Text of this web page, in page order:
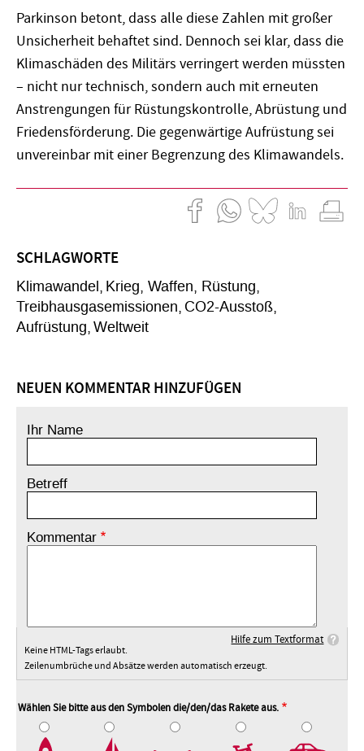
Parkinson betont, dass alle diese Zahlen mit großer
Unsicherheit behaftet sind. Dennoch sei klar, dass die
Klimaschäden des Militärs verringert werden müssten
– nicht nur technisch, sondern auch mit erneuten
Anstrengungen für Rüstungskontrolle, Abrüstung und
Friedensförderung. Die gegenwärtige Aufrüstung sei
unvereinbar mit einer Begrenzung des Klimawandels.
SCHLAGWORTE
Klimawandel Krieg, Waffen, Rüstung
Treibhausgasemissionen CO2-Ausstoß
Aufrüstung Weltweit
NEUEN KOMMENTAR HINZUFÜGEN
Ihr Name
Betreff
Kommentar
Hilfe zum Textformat
Keine HTML-Tags erlaubt.
Zeilenumbrüche und Absätze werden automatisch erzeugt.
Wählen Sie bitte aus den Symbolen die/den/das Rakete aus.